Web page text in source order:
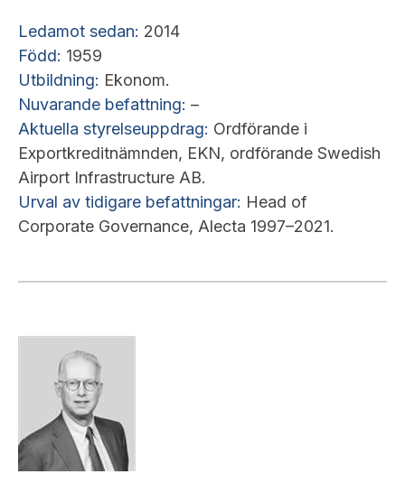
Ledamot sedan: 2014
Född: 1959
Utbildning: Ekonom.
Nuvarande befattning: –
Aktuella styrelseuppdrag: Ordförande i
Exportkreditnämnden, EKN, ordförande Swedish
Airport Infrastructure AB.
Urval av tidigare befattningar: Head of
Corporate Governance, Alecta 1997–2021.